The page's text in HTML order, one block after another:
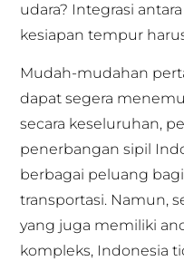
udara? Integrasi
kesiapan tempur
Mudah-mudahan
dapat segera
secara keseluruhan,
penerbangan sipil
berbagai peluang
transportasi. Namun,
yang juga memiliki
kompleks, Indonesia